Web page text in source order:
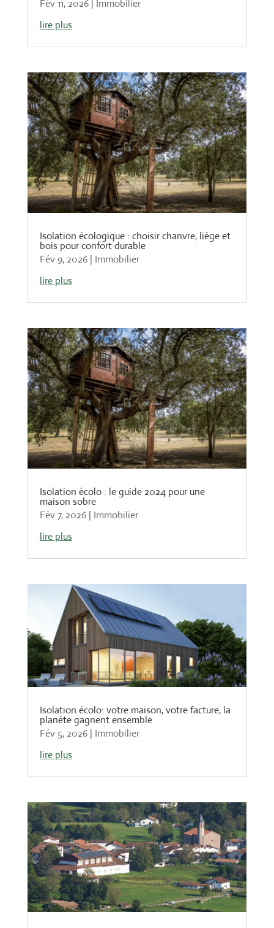
Fév 11, 2026|
Immobilier
lire plus
Isolation écologique : choisir chanvre, liège et
bois pour confort durable
Fév 9, 2026| Immobilier
lire plus
Isolation écolo : le guide 2024 pour une
maison sobre
Fév 7, 2026| Immobilier
lire plus
Isolation écolo: votre maison, votre facture, la
planète gagnent ensemble
Fév 5, 2026| Immobilier
lire plus